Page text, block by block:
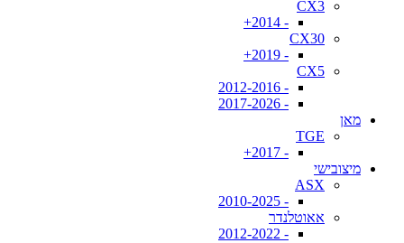
CX3
- 2014+
CX30
- 2019+
CX5
- 2012-2016
- 2017-2026
מאן
TGE
- 2017+
מיצובישי
ASX
- 2010-2025
אאוטלנדר
- 2012-2022